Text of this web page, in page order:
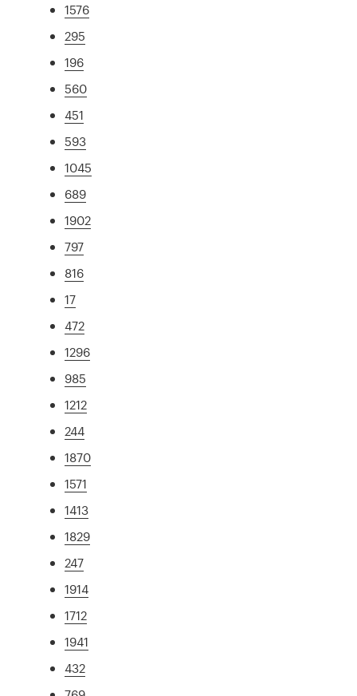
1576
295
196
560
451
593
1045
689
1902
797
816
17
472
1296
985
1212
244
1870
1571
1413
1829
247
1914
1712
1941
432